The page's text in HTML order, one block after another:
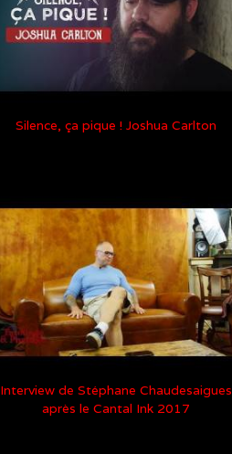
Silence, ça pique ! Joshua Carlton
Interview de Stéphane Chaudesaigues
après le Cantal Ink 2017